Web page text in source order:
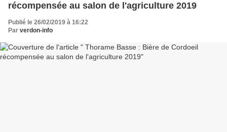
récompensée au salon de l'agriculture 2019
Publié le 26/02/2019 à 16:22
Par verdon-info